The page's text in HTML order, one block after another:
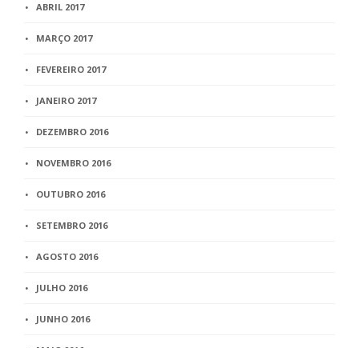
ABRIL 2017
MARÇO 2017
FEVEREIRO 2017
JANEIRO 2017
DEZEMBRO 2016
NOVEMBRO 2016
OUTUBRO 2016
SETEMBRO 2016
AGOSTO 2016
JULHO 2016
JUNHO 2016